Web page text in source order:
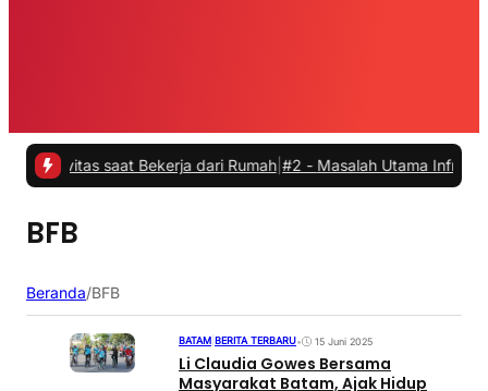
saat Bekerja dari Rumah |#2 -Masalah Utama Infrastruktur
BFB
Beranda/BFB
BATAM BERITA TERBARU• 15 Juni 2025
Li Claudia Gowes Bersama
Masyarakat Batam, Ajak Hidup